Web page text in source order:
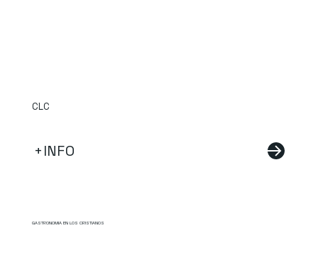
GASTRONOMIA EN LOS CRISTIANOS
CLC
+INFO